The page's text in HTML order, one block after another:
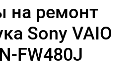
на ремонт
Sony VAIO
FW480J